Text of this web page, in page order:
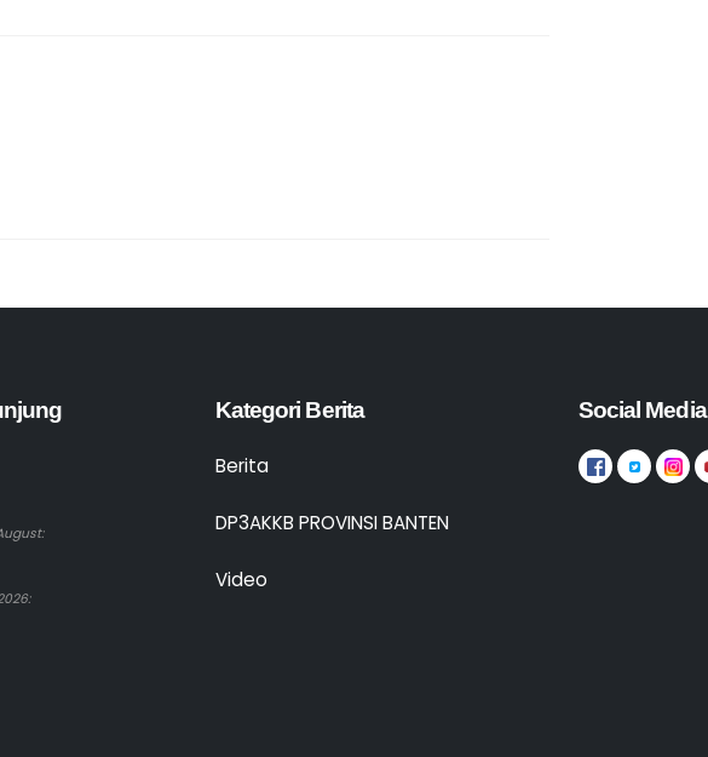
Kategori Berita
Berita
DP3AKKB PROVINSI BANTEN
Video
Social Media